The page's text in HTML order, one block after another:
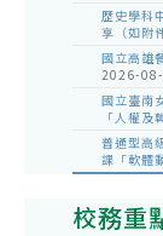
歷史學科
享（如附
國立高雄
2026-
國立臺南
「人權
普通型高
課「軟體
校務重